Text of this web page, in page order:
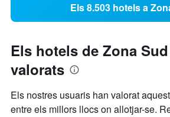
Els 8.503 hotels a
Els hotels de Zona
valorats
Els nostres usuaris han valorat
entre els millors llocs on allotjar-se.